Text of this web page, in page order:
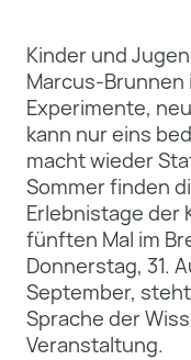
Kinder und
Marcus-Brunnen
Experimente,
kann nur eins
macht wieder
Sommer finden
Erlebnistage der
fünften Mal im
Donnerstag, 31.
September,
Sprache der
Veranstaltung.